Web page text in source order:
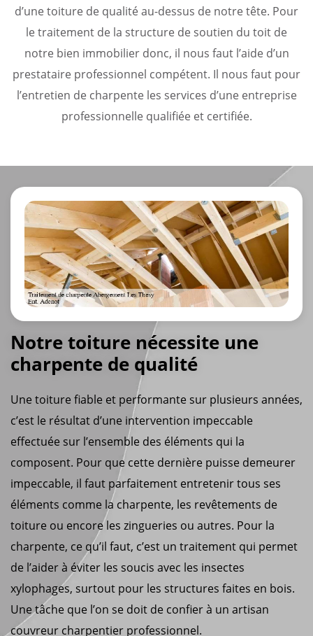
d’une toiture de qualité au-dessus de notre tête. Pour
le traitement de la structure de soutien du toit de
notre bien immobilier donc, il nous faut l’aide d’un
prestataire professionnel compétent. Il nous faut pour
l’entretien de charpente les services d’une entreprise
professionnelle qualifiée et certifiée.
Notre toiture nécessite une
charpente de qualité
Une toiture fiable et performante sur plusieurs années,
c’est le résultat d’une intervention impeccable
effectuée sur l’ensemble des éléments qui la
composent. Pour que cette dernière puisse demeurer
impeccable, il faut parfaitement entretenir tous ses
éléments comme la charpente, les revêtements de
toiture ou encore les zingueries ou autres. Pour la
charpente, ce qu’il faut, c’est un traitement qui permet
de l’aider à éviter les soucis avec les insectes
xylophages, surtout pour les structures faites en bois.
Une tâche que l’on se doit de confier à un artisan
couvreur charpentier professionnel.